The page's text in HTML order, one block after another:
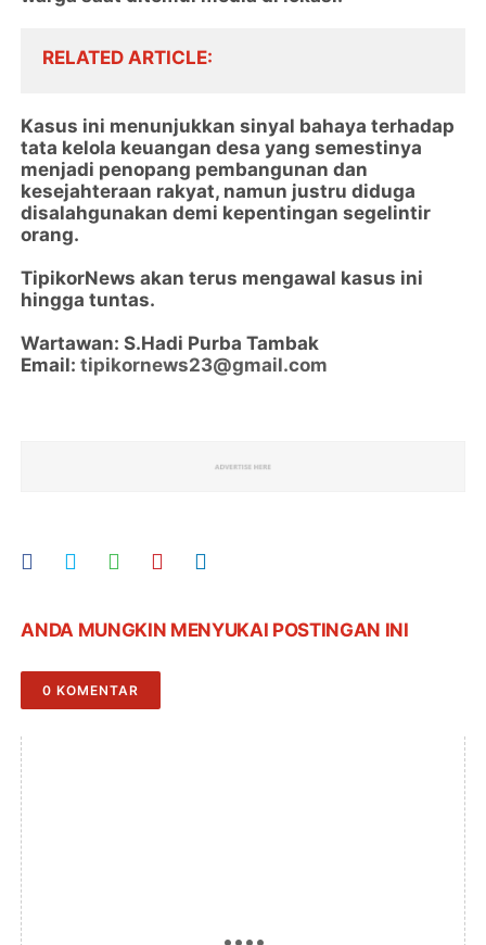
RELATED ARTICLE
Kasus ini menunjukkan sinyal bahaya terhadap
tata kelola keuangan desa yang semestinya
menjadi penopang pembangunan dan
kesejahteraan rakyat, namun justru diduga
disalahgunakan demi kepentingan segelintir
orang.
TipikorNews akan terus mengawal kasus ini
hingga tuntas.
Wartawan: S.Hadi Purba Tambak
Email:tipikornews23@gmail.com
ANDA MUNGKIN MENYUKAI POSTINGAN INI
0 KOMENTAR